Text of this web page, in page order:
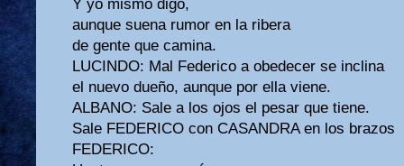
Y yo mismo digo,
aunque suena rumor en la ribera
de gente que camina.
LUCINDO: Mal Federico a obedecer se inclina
el nuevo dueño, aunque por ella viene.
ALBANO: Sale a los ojos el pesar que tiene.
Sale FEDERICO con CASANDRA en los brazos
FEDERICO: